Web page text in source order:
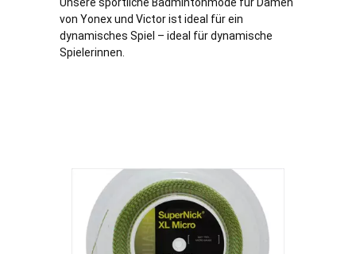
Unsere sportliche Badmintonmode für Damen
von Yonex und Victor ist ideal für ein
dynamisches Spiel – ideal für dynamische
Spielerinnen.